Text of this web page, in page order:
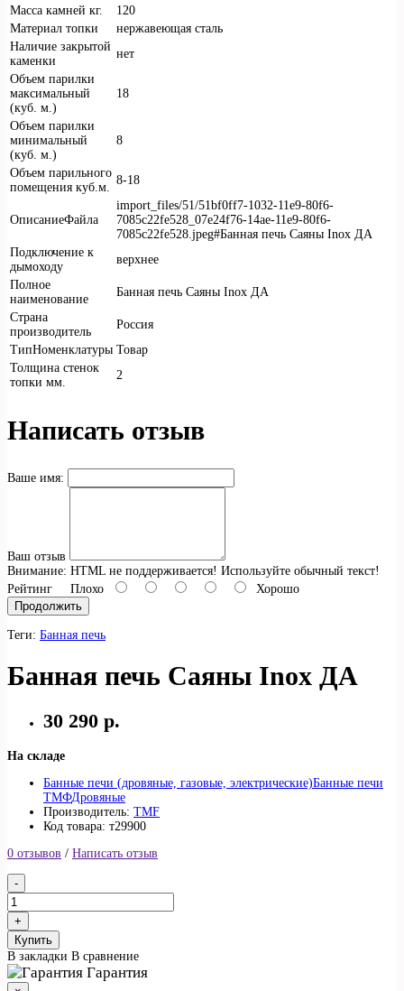
Масса камней кг.
120
Материал топки
нержавеющая сталь
Наличие закрытой
каменки
нет
Объем парилки
максимальный
(куб. м.)
18
Объем парилки
минимальный
(куб. м.)
8
Объем парильного
помещения куб.м.
8-18
ОписаниеФайла
import_files/51/51bf0ff7-1032-11e9-80f6-
7085c22fe528_07e24f76-14ae-11e9-80f6-
7085c22fe528.jpeg#Банная печь Саяны Inox ДА
Подключение к
дымоходу
верхнее
Полное
наименование
Банная печь Саяны Inox ДА
Страна
производитель
Россия
ТипНоменклатуры Товар
Толщина стенок
топки мм.
2
Написать отзыв
Ваше имя:
Ваш отзыв
Внимание: HTML не поддерживается! Используйте обычный текст!
Рейтинг Плохо
Хорошо
Продолжить
Теги: Банная печь
Банная печь Саяны Inox ДА
30 290 р.
На складе
Банные печи (дровяные, газовые, электрические)Банные печи
ТМФДровяные
Производитель: TMF
Код товара: т29900
0 отзывов / Написать отзыв
Купить
В закладки В сравнение
Гарантия